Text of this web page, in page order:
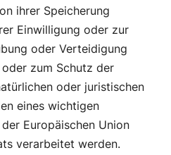
ihrer Speicherung
Einwilligung oder zur
oder Verteidigung
zum Schutz der
oder juristischen
eines wichtigen
Europäischen Union
verarbeitet werden.